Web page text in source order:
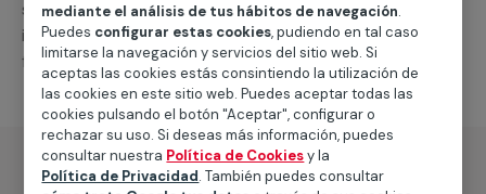
suministro de los materiales necesarios, las
intervenciones a realizar, o la mano de obra que hará
falta para completar tu proyecto.
mediante el análisis de tus hábitos de navegación.
Puedes configurar estas cookies, pudiendo en tal caso
limitarse la navegación y servicios del sitio web. Si
aceptas las cookies estás consintiendo la utilización de
las cookies en este sitio web. Puedes aceptar todas las
cookies pulsando el botón "Aceptar", configurar o
rechazar su uso. Si deseas más información, puedes
consultar nuestra Política de Cookiesy la
Política de Privacidad. También puedes consultar